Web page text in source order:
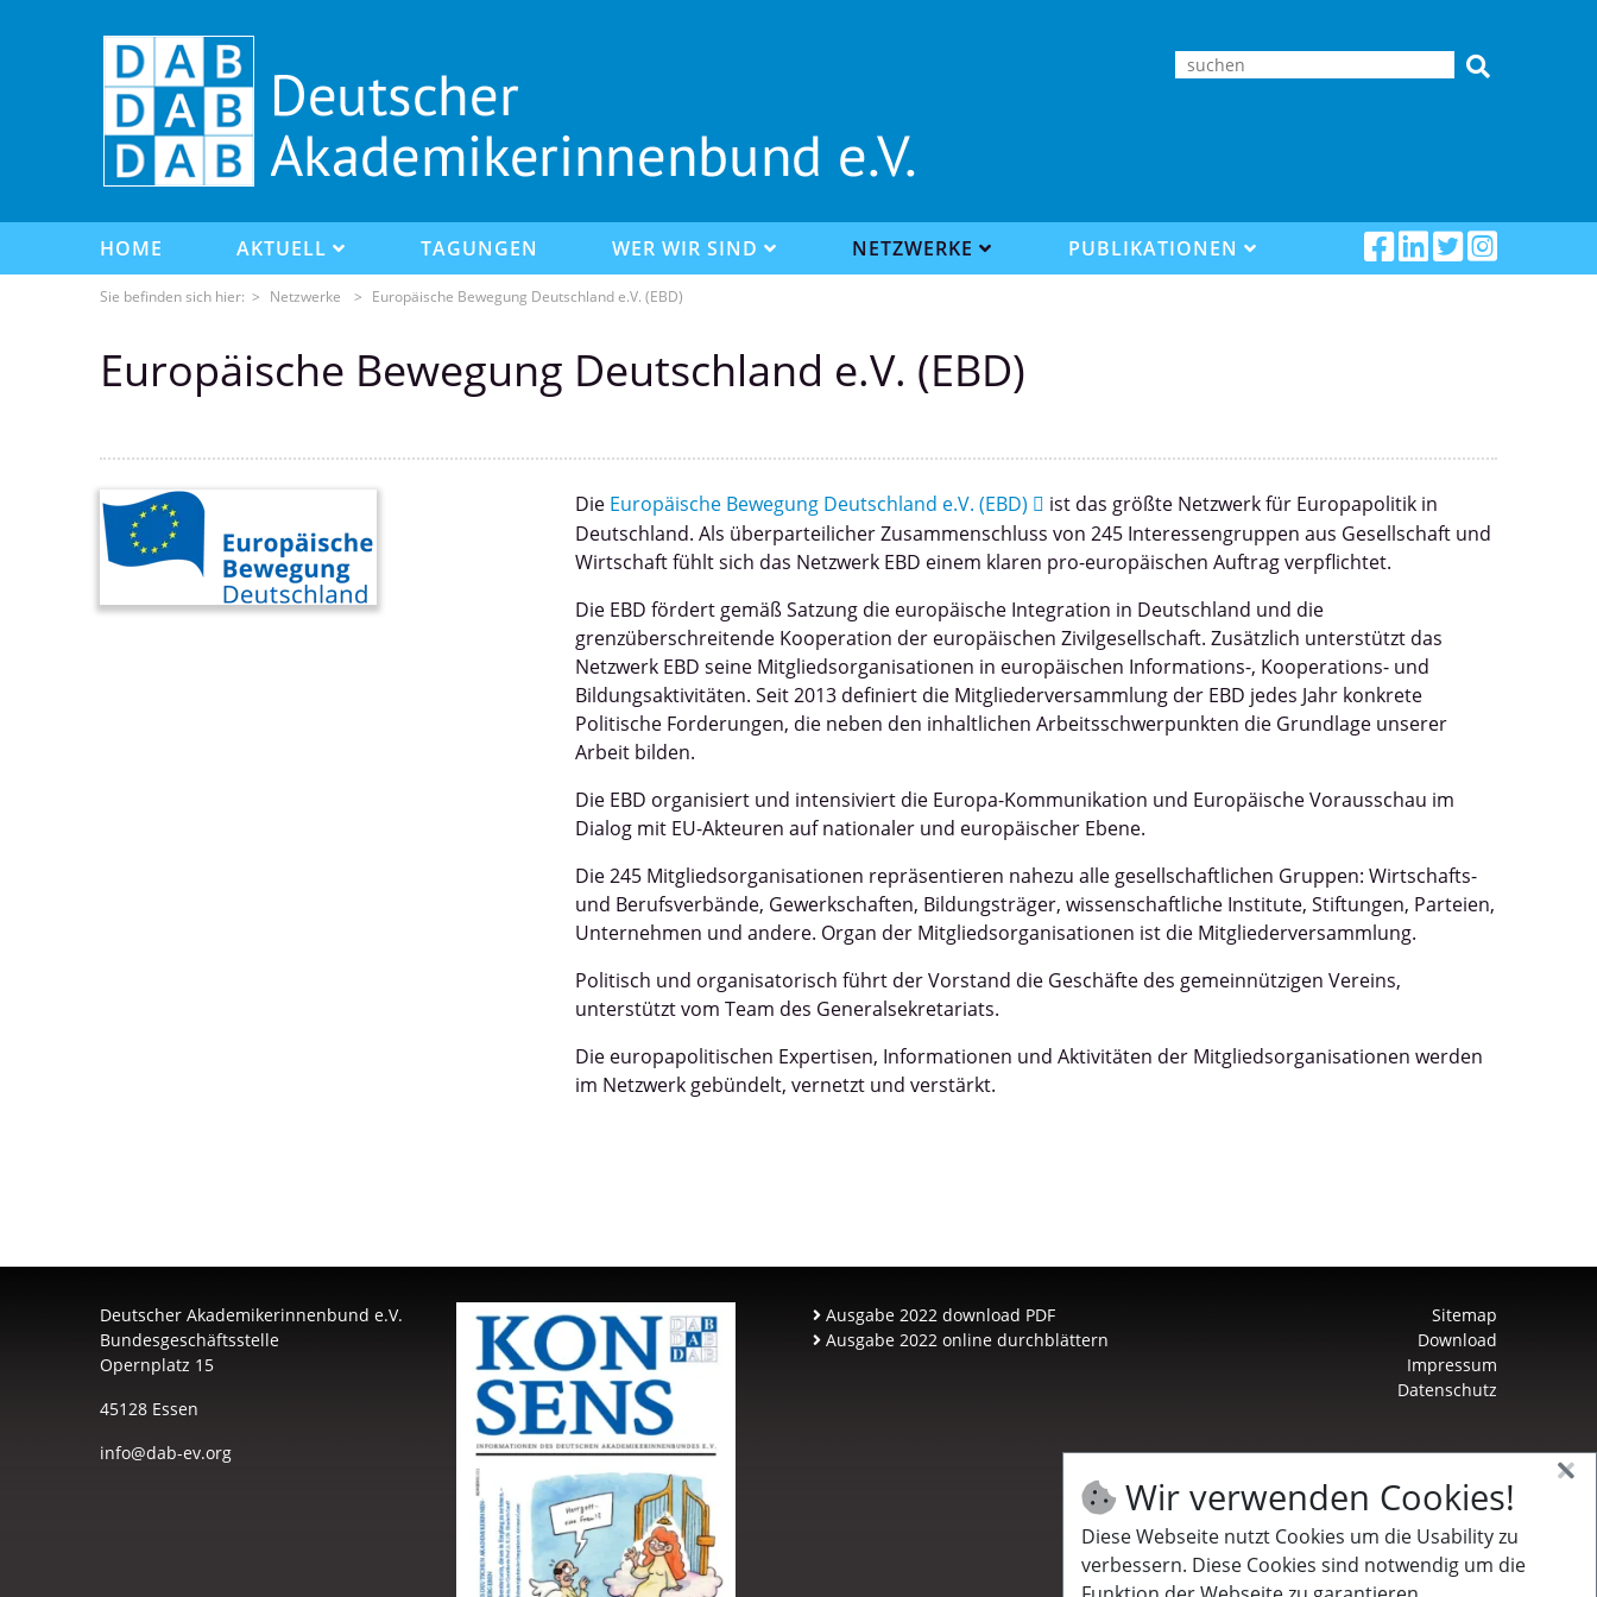
HOME AKTUELL TAGUNGEN WER WIR SIND NETZWERKE PUBLIKATIONEN
Sie befinden sich hier: > Netzwerke > Europäische Bewegung Deutschland e.V. (EBD)
Europäische Bewegung Deutschland e.V. (EBD)
Die Europäische Bewegung Deutschland e.V. (EBD)
ist das größte Netzwerk für Europapolitik in
Deutschland. Als überparteilicher Zusammenschluss von 245 Interessengruppen aus Gesellschaft und
Wirtschaft fühlt sich das Netzwerk EBD einem klaren pro-europäischen Auftrag verpflichtet.
Die EBD fördert gemäß Satzung die europäische Integration in Deutschland und die
grenzüberschreitende Kooperation der europäischen Zivilgesellschaft. Zusätzlich unterstützt das
Netzwerk EBD seine Mitgliedsorganisationen in europäischen Informations-, Kooperations- und
Bildungsaktivitäten. Seit 2013 definiert die Mitgliederversammlung der EBD jedes Jahr konkrete
Politische Forderungen, die neben den inhaltlichen Arbeitsschwerpunkten die Grundlage unserer
Arbeit bilden.
Die EBD organisiert und intensiviert die Europa-Kommunikation und Europäische Vorausschau im
Dialog mit EU-Akteuren auf nationaler und europäischer Ebene.
Die 245 Mitgliedsorganisationen repräsentieren nahezu alle gesellschaftlichen Gruppen: Wirtschafts-
und Berufsverbände, Gewerkschaften, Bildungsträger, wissenschaftliche Institute, Stiftungen, Parteien,
Unternehmen und andere. Organ der Mitgliedsorganisationen ist die Mitgliederversammlung.
Politisch und organisatorisch führt der Vorstand die Geschäfte des gemeinnützigen Vereins,
unterstützt vom Team des Generalsekretariats.
Die europapolitischen Expertisen, Informationen und Aktivitäten der Mitgliedsorganisationen werden
im Netzwerk gebündelt, vernetzt und verstärkt.
Deutscher Akademikerinnenbund e.V.
Bundesgeschäftsstelle
Opernplatz 15
45128 Essen
info@dab-ev.org
Ausgabe 2022 download PDF
Ausgabe 2022 online durchblättern
Sitemap
Download
Impressum
Datenschutz
Wir verwenden Cookies!
Diese Webseite nutzt Cookies um die Usability zu
verbessern. Diese Cookies sind notwendig um die